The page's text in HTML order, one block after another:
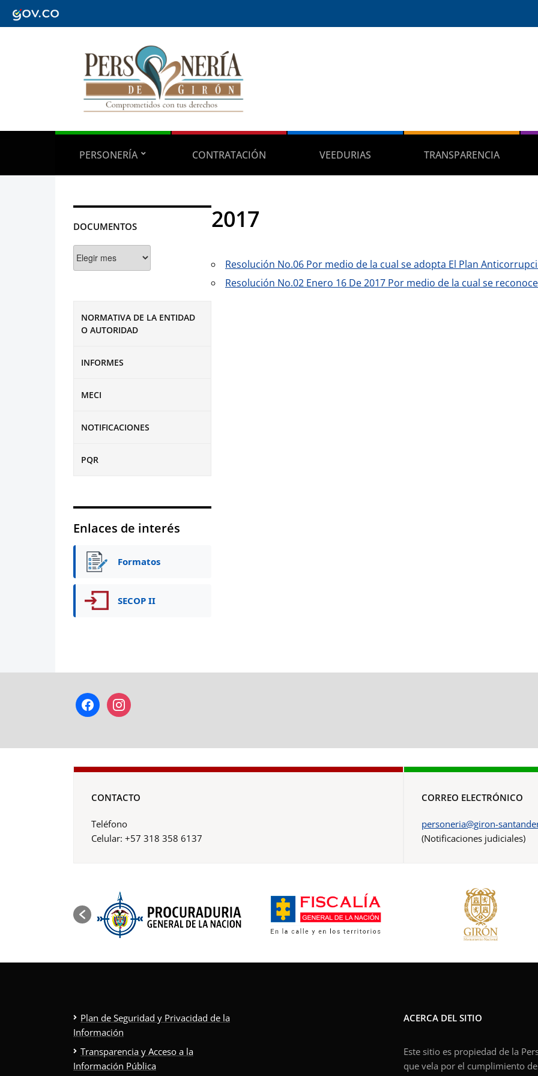
PERSONERÍA CONTRATACIÓN VEEDURIAS TRANSPARENCIA
DOCUMENTOS
NORMATIVA DE LA ENTIDAD
O AUTORIDAD
INFORMES
MECI
NOTIFICACIONES
PQR
Enlaces de interés
Formatos
SECOP II
2017
Resolución No.06 Por medio de la cual se adopta El Plan
Resolución No.02 Enero 16 De 2017 Por medio de la cual se
facebookinstagram
CONTACTO
Teléfono
Celular: +57 318 358 6137
CORREO ELECTRÓNICO
personeria@giron-
(Notificaciones judiciales)
Plan de Seguridad y Privacidad de la
Información
Transparencia y Acceso a la
Información Pública
ACERCA DEL SITIO
Este sitio es propiedad de la
que vela por el cumplimiento